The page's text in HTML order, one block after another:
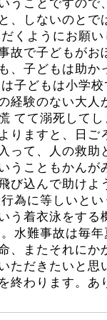
うことですので
、しないのとで
くようにお願
故で子どもがお
、子どもは助か
子どもは小学
経験のない大人
てて溺死して
りますと、日ご
って、人の救助
うこともかんが
び込んで助けよ
為に等しいと
う着衣泳をする
水難事故は毎
、またそれにか
ただきたいと思
終わります。あ